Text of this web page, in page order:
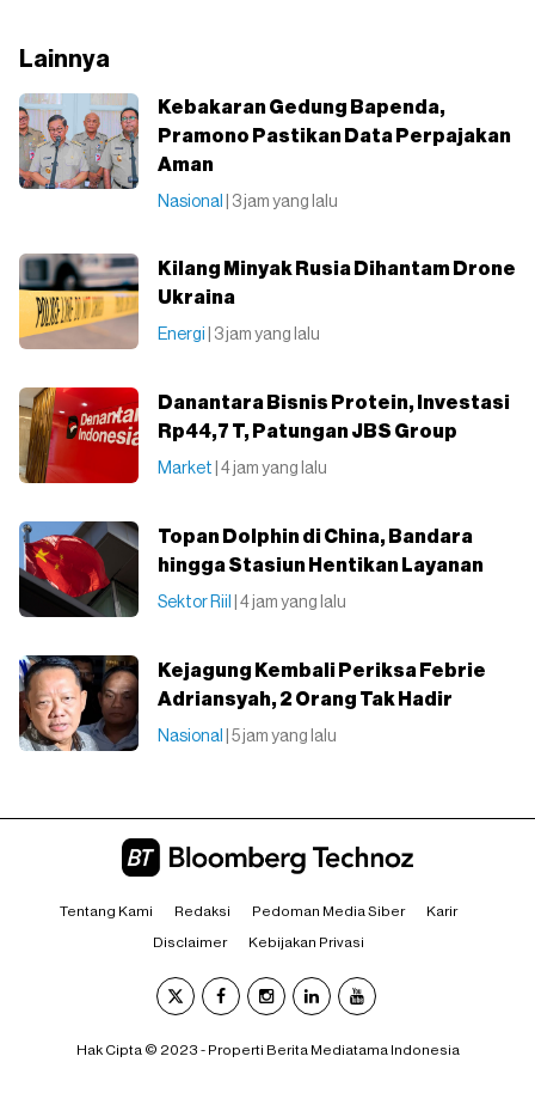
Lainnya
Kebakaran Gedung Bapenda,
Pramono Pastikan Data Perpajakan
Aman
Nasional | 3 jam yang lalu
Kilang Minyak Rusia Dihantam Drone
Ukraina
Energi | 3 jam yang lalu
Danantara Bisnis Protein, Investasi
Rp44,7 T, Patungan JBS Group
Market | 4 jam yang lalu
Topan Dolphin di China, Bandara
hingga Stasiun Hentikan Layanan
Sektor Riil | 4 jam yang lalu
Kejagung Kembali Periksa Febrie
Adriansyah, 2 Orang Tak Hadir
Nasional | 5 jam yang lalu
Tentang Kami Redaksi Pedoman Media Siber Karir
Disclaimer Kebijakan Privasi
Hak Cipta © 2023 - Properti Berita Mediatama Indonesia